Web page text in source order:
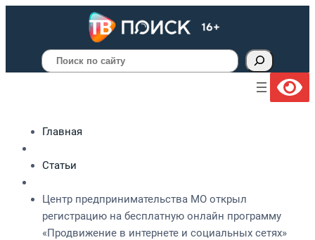
Поиск
Главная
Статьи
Центр предпринимательства МО открыл
регистрацию на бесплатную онлайн программу
«Продвижение в интернете и социальных сетях»